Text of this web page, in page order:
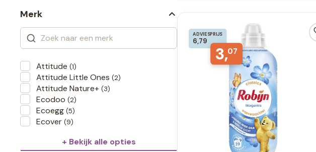
Merk
Attitude (1)
Attitude Little Ones (2)
Attitude Nature+ (3)
Ecodoo (2)
Ecoegg (5)
Ecover (9)
+ Bekijk alle opties
ADVIESPRIJS
6,79
3,07